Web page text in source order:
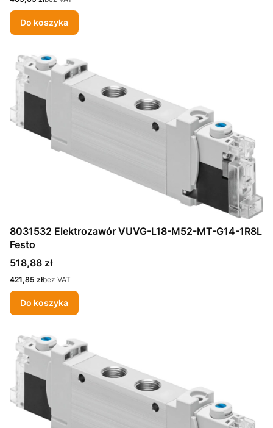
Do koszyka
8031532 Elektrozawór VUVG-L18-M52-MT-G14-1R8L
Festo
Cena
518,88 zł
Cena
421,85 złbez VAT
Do koszyka